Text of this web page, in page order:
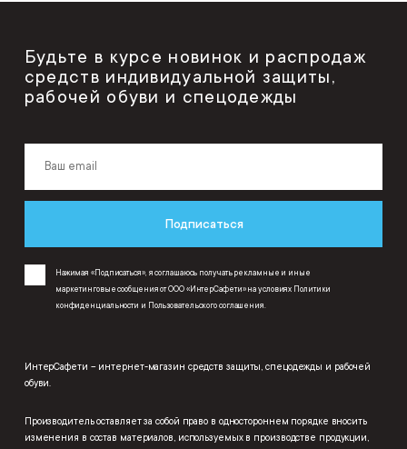
Будьте в курсе новинок и распродаж
средств индивидуальной защиты,
рабочей обуви и спецодежды
Подписаться
Нажимая «Подписаться», я соглашаюсь получать рекламные и иные
маркетинговые сообщения от ООО «ИнтерСафети» на условиях Политики
конфиденциальности и Пользовательского соглашения
ИнтерСафети – интернет-магазин средств защиты, спецодежды и рабочей
обуви.
Производитель оставляет за собой право в одностороннем порядке вносить
изменения в состав материалов, используемых в производстве продукции,